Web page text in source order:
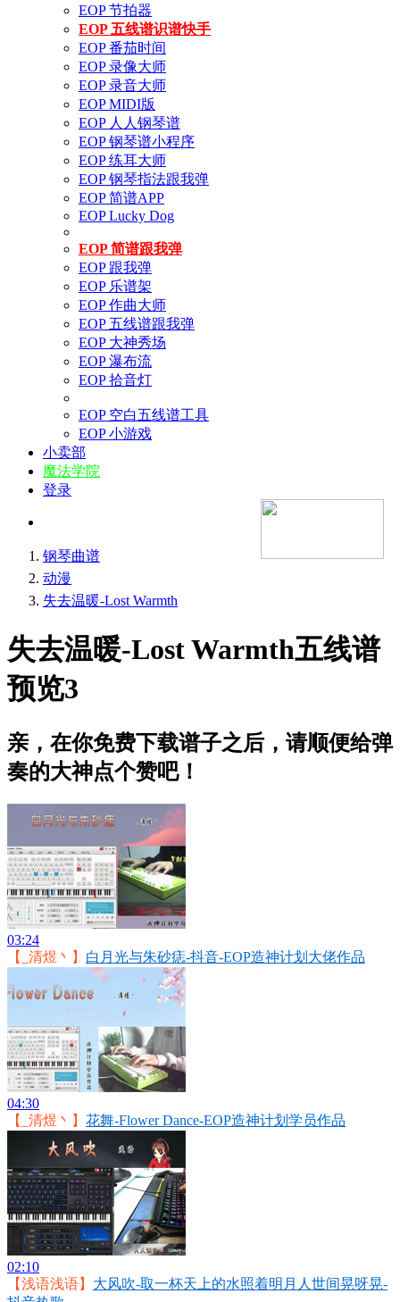
EOP 节拍器
EOP 五线谱识谱快手
EOP 番茄时间
EOP 录像大师
EOP 录音大师
EOP MIDI版
EOP 人人钢琴谱
EOP 钢琴谱小程序
EOP 练耳大师
EOP 钢琴指法跟我弹
EOP 简谱APP
EOP Lucky Dog
EOP 简谱跟我弹
EOP 跟我弹
EOP 乐谱架
EOP 作曲大师
EOP 五线谱跟我弹
EOP 大神秀场
EOP 瀑布流
EOP 拾音灯
EOP 空白五线谱工具
EOP 小游戏
小卖部
魔法学院
登录
钢琴曲谱
动漫
失去温暖-Lost Warmth
失去温暖-Lost Warmth五线谱
预览3
亲，在你免费下载谱子之后，请顺便给弹
奏的大神点个赞吧！
03:24
【_清煜丶】 白月光与朱砂痣-抖音-EOP造神计划大佬作品
04:30
【_清煜丶】 花舞-Flower Dance-EOP造神计划学员作品
02:10
【浅语浅语】 大风吹-取一杯天上的水照着明月人世间晃呀晃-